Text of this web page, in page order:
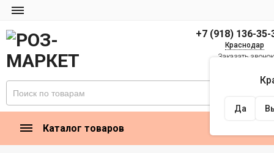
+7 (918) 136-35-
Краснодар
Да
Заказать звонок
Каталог товаров